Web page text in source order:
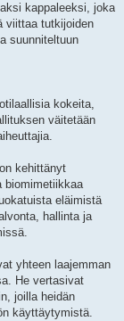
kappaleeksi, joka
viittaa tutkijoiden
suunniteltuun
kokeita,
väitetään
kehittänyt
biomimetiikkaa
eläimistä
hallinta ja
yhteen laajemman
He vertasivat
joilla heidän
käyttäytymistä.